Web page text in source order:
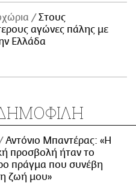
Στους
αγώνες πάλης με
Ελλάδα
Αντόνιο Μπαντέρας: «Η
προσβολή ήταν το
πράγμα που συνέβη
ζωή μου»